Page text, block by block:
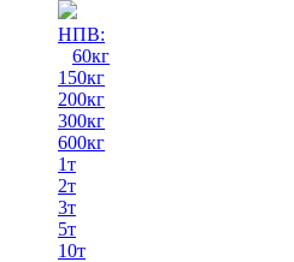
НПВ:
60кг
150кг
200кг
300кг
600кг
1т
2т
3т
5т
10т